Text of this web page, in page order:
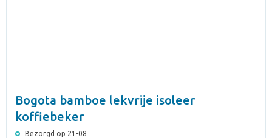
Bogota bamboe lekvrije isoleer
koffiebeker
Bezorgd op 21-08